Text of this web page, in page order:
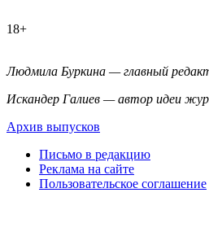
18+
Людмила Буркина — главный
Искандер Галиев — автор идеи
Архив выпусков
Письмо в редакцию
Реклама на сайте
Пользовательское соглашение